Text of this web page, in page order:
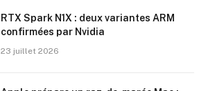
RTX Spark N1X : deux variantes ARM
confirmées par Nvidia
23 juillet 2026